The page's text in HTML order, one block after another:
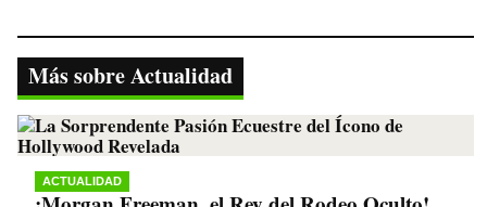
bo
ok
tte
r
ts
A
pp
gr
a
m
y
Li
nk
Más sobre Actualidad
ACTUALIDAD